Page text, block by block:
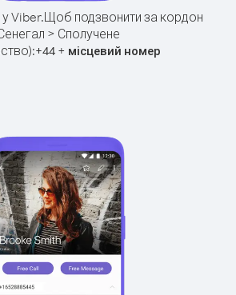
Viber.Щоб подзвонити за кордон
> Сполучене
+44+ місцевий номер